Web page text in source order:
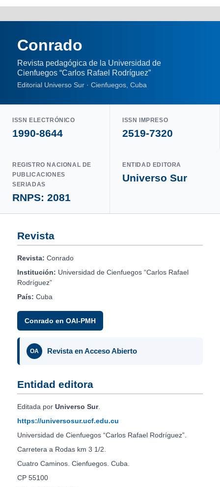
Conrado
Revista pedagógica de la Universidad de
Cienfuegos “Carlos Rafael Rodríguez”
Editorial Universo Sur · Cienfuegos, Cuba
ISSN ELECTRÓNICO
1990-8644
ISSN IMPRESO
2519-7320
REGISTRO NACIONAL DE
PUBLICACIONES
SERIADAS
RNPS: 2081
ENTIDAD EDITORA
Universo Sur
Revista
Revista: Conrado
Institución: Universidad de Cienfuegos “Carlos Rafael
Rodríguez”
País: Cuba
Conrado en OAI-PMH
OA Revista en Acceso Abierto
Entidad editora
Editada por Universo Sur.
https://universosur.ucf.edu.cu
Universidad de Cienfuegos “Carlos Rafael Rodríguez”.
Carretera a Rodas km 3 1/2.
Cuatro Caminos. Cienfuegos. Cuba.
CP 55100